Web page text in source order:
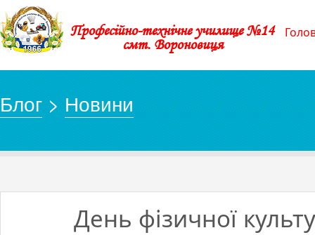
Професійно-технічне училище №14
смт. Вороновиця
Блог>Новини
День фізичної